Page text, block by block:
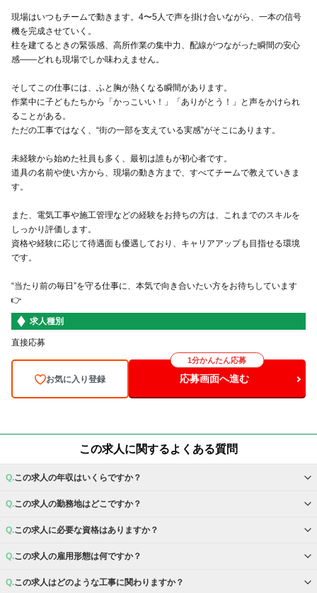
現場はいつもチームで動きます。4〜5人で声を掛け合いながら、一本の信号
機を完成させていく。
柱を建てるときの緊張感、高所作業の集中力、配線がつながった瞬間の安心
感――どれも現場でしか味わえません。
そしてこの仕事には、ふと胸が熱くなる瞬間があります。
作業中に子どもたちから「かっこいい！」「ありがとう！」と声をかけられ
ることがある。
ただの工事ではなく、“街の一部を支えている実感”がそこにあります。
未経験から始めた社員も多く、最初は誰もが初心者です。
道具の名前や使い方から、現場の動き方まで、すべてチームで教えていきま
す。
また、電気工事や施工管理などの経験をお持ちの方は、これまでのスキルを
しっかり評価します。
資格や経験に応じて待遇面も優遇しており、キャリアアップも目指せる環境
です。
“当たり前の毎日”を守る仕事に、本気で向き合いたい方をお待ちしています
👉
求人種別
直接応募
お気に入り登録 応募画面へ進む
1分かんたん応募
この求人に関するよくある質問
この求人の年収はいくらですか？
この求人の勤務地はどこですか？
この求人に必要な資格はありますか？
この求人の雇用形態は何ですか？
この求人はどのような工事に関わりますか？